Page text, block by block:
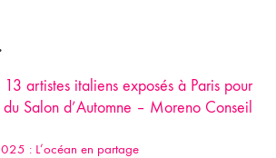
artistes italiens exposés à Paris pour
Salon d’Automne – Moreno Conseil
: L’océan en partage